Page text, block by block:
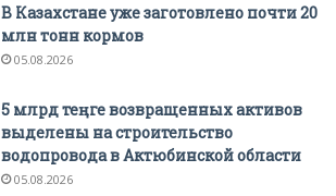
В Казахстане уже заготовлено почти 20
млн тонн кормов
05.08.2026
5 млрд теңге возвращенных активов
выделены на строительство
водопровода в Актюбинской области
05.08.2026